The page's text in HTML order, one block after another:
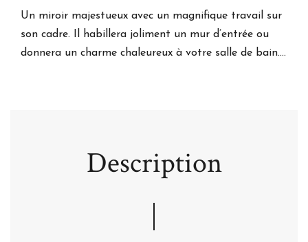
Un miroir majestueux avec un magnifique travail sur
son cadre. Il habillera joliment un mur d’entrée ou
donnera un charme chaleureux à votre salle de bain....
Description